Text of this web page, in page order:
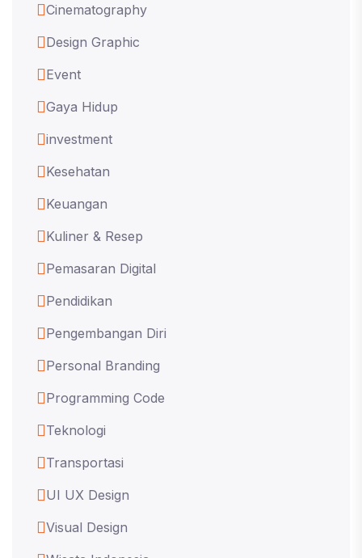
Cinematography
Design Graphic
Event
Gaya Hidup
investment
Kesehatan
Keuangan
Kuliner & Resep
Pemasaran Digital
Pendidikan
Pengembangan Diri
Personal Branding
Programming Code
Teknologi
Transportasi
UI UX Design
Visual Design